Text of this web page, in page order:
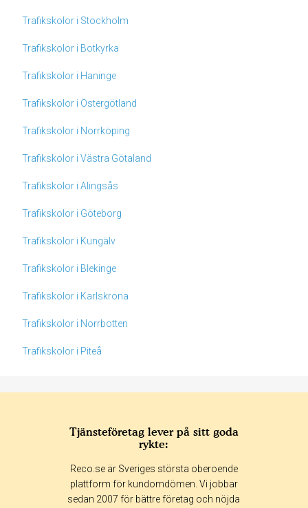
Trafikskolor i Stockholm
Trafikskolor i Botkyrka
Trafikskolor i Haninge
Trafikskolor i Östergötland
Trafikskolor i Norrköping
Trafikskolor i Västra Götaland
Trafikskolor i Alingsås
Trafikskolor i Göteborg
Trafikskolor i Kungälv
Trafikskolor i Blekinge
Trafikskolor i Karlskrona
Trafikskolor i Norrbotten
Trafikskolor i Piteå
Betyg & tidpunkt:
365 dagar 90 dagar
30 dagar
Tjänsteföretag lever på sitt goda
rykte:
Reco.se är Sveriges största oberoende
plattform för kundomdömen. Vi jobbar
sedan 2007 för bättre företag och nöjda